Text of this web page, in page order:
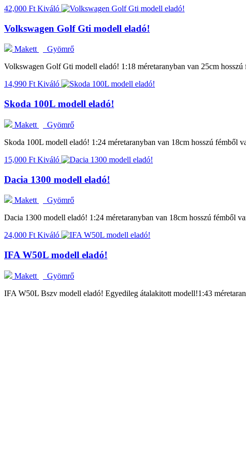
42,000 Ft Kiváló
Volkswagen Golf Gti modell eladó!
Makett
Gyömrő
Volkswagen Golf Gti modell eladó! 1:18 méretaranyban van 25cm
14,990 FtKiváló
Skoda 100L modell eladó!
Makett
Gyömrő
Skoda 100L modell eladó! 1:24 méretaranyban van 18cm hosszú fémből
15,000 Ft Kiváló
Dacia 1300 modell eladó!
Makett
Gyömrő
Dacia 1300 modell eladó! 1:24 méretaranyban van 18cm hosszú fémből
24,000 Ft Kiváló
IFA W50L modell eladó!
Makett
Gyömrő
IFA W50L Bszv modell eladó! Egyedileg átalakitott modell!1:43